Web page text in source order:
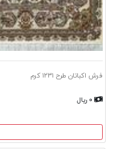
فرش اکباتان طرح ۱۲۳۱ کرم